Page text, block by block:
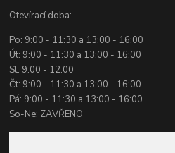
Otevírací doba:
Po: 9:00 - 11:30 a 13:00 - 16:00
Út: 9:00 - 11:30 a 13:00 - 16:00
St: 9:00 - 12:00
Čt: 9:00 - 11:30 a 13:00 - 16:00
Pá: 9:00 - 11:30 a 13:00 - 16:00
So-Ne: ZAVŘENO